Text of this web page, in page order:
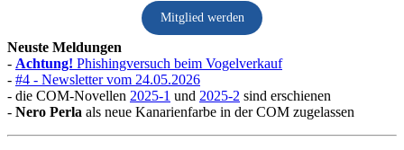
Mitglied werden
Neuste Meldungen
- Achtung! Phishingversuch beim Vogelverkauf
- #4 - Newsletter vom 24.05.2026
- die COM-Novellen 2025-1 und 2025-2 sind erschienen
- Nero Perla als neue Kanarienfarbe in der COM zugelassen